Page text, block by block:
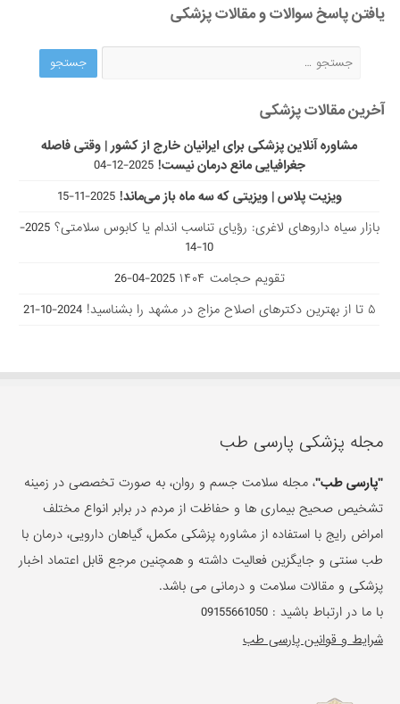
آخرین مقالات پزشکی
مشاوره آنلاین پزشکی برای ایرانیان خارج از کشور | وقتی فاصله
جغرافیایی مانع درمان نیست!
2025-12-04
ویزیت پلاس | ویزیتی که سه ماه باز می‌ماند! 2025-11-15
بازار سیاه داروهای لاغری: رؤیای تناسب اندام یا کابوس سلامتی؟
2025-
10-14
مجله پزشکی پارسی طب
"پارسی طب" ، مجله سلامت جسم و روان، به صورت تخصصی در زمینه
تشخیص صحیح بیماری ها و حفاظت از مردم در برابر انواع مختلف
امراض رایج با استفاده از مشاوره پزشکی مکمل، گیاهان دارویی، درمان با
طب سنتی و جایگزین فعالیت داشته و همچنین مرجع قابل اعتماد اخبار